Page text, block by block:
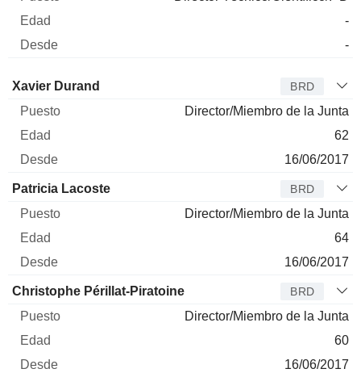
-
-
Administrador
Xavier Durand BRD
Director/Miembro de la Junta
62
16/06/2017
Patricia Lacoste BRD
Director/Miembro de la Junta
64
16/06/2017
Christophe Périllat-Piratoine BRD
Director/Miembro de la Junta
60
16/06/2017